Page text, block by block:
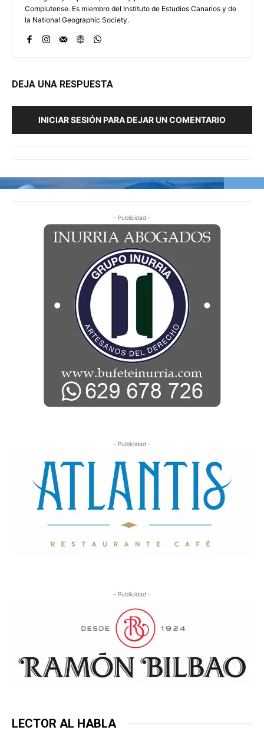
Complutense. Es miembro del Instituto de Estudios Canarios y de
la National Geographic Society.
DEJA UNA RESPUESTA
INICIAR SESIÓN PARA DEJAR UN COMENTARIO
- Publicidad -
- Publicidad -
- Publicidad -
LECTOR AL HABLA